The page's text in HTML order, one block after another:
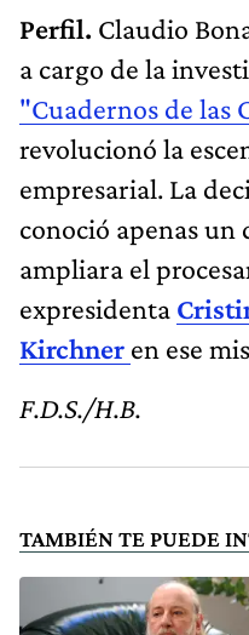
Perfil. Claudio
a cargo de la
"Cuadernos de las
revolucionó la
empresarial. La
conoció apenas un
ampliara el
expresidenta
Kirchner en ese
F.D.S./H.B.
TAMBIÉN TE PUEDE